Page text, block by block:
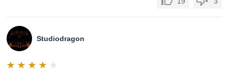
Studiodragon